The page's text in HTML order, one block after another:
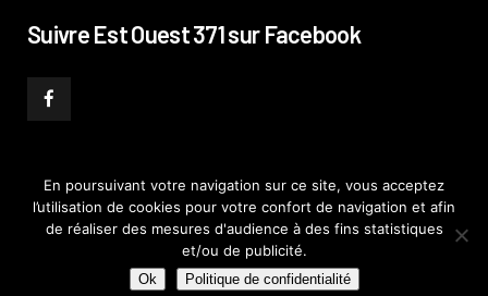
Suivre Est Ouest 371 sur Facebook
© PHILIPPE PATAUD CÉLÉRIER 2019–MENTIONS LÉGALES–POLITIQUE DE
CONFIDENTIALITÉ–PLAN DE SITE
En poursuivant votre navigation sur ce site, vous acceptez
l’utilisation de cookies pour votre confort de navigation et afin
de réaliser des mesures d'audience à des fins statistiques
et/ou de publicité.
Ok Politique de confidentialité